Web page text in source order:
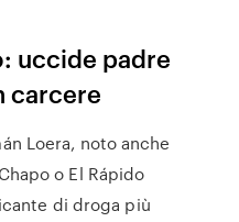
uccide padre
carcere
Loera, noto anche
o El Rápido
di droga più